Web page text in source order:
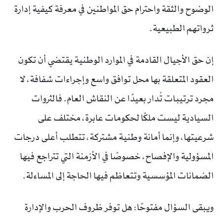
الوضوح والثقة واحترام حق المواطنين في معرفة كيفية إدارة
ثرواتهم الطبيعية.
إن حق الأجيال القادمة في الموارد الوطنية يقتضي أن تكون
العقود المتعلقة بها محل توافق واسع وإجراءات شفافة، لا
مجرد ترتيبات تُدار بعيدًا عن النقاش العام. فالثروات
السيادية ليست ملكًا لحكومات عابرة، مختلف على
شرعيتها، وإنما أمانة وطنية مشتركة، تتطلب أعلى درجات
المسؤولية والإفصاح، خصوصًا في الأزمنة التي تتراجع فيها
الضمانات المؤسسية وتتعاظم فيها الحاجة إلى المساءلة.
ويبقى السؤال مفتوحًا: هل توفر ظروف الحرب والإدارة